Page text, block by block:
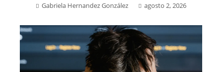
Gabriela Hernandez González agosto 2, 2026